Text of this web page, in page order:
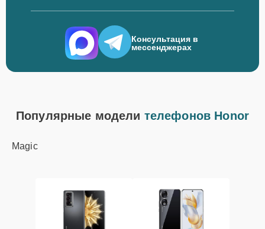
Консультация в
мессенджерах
Популярные модели телефонов Honor
Magic